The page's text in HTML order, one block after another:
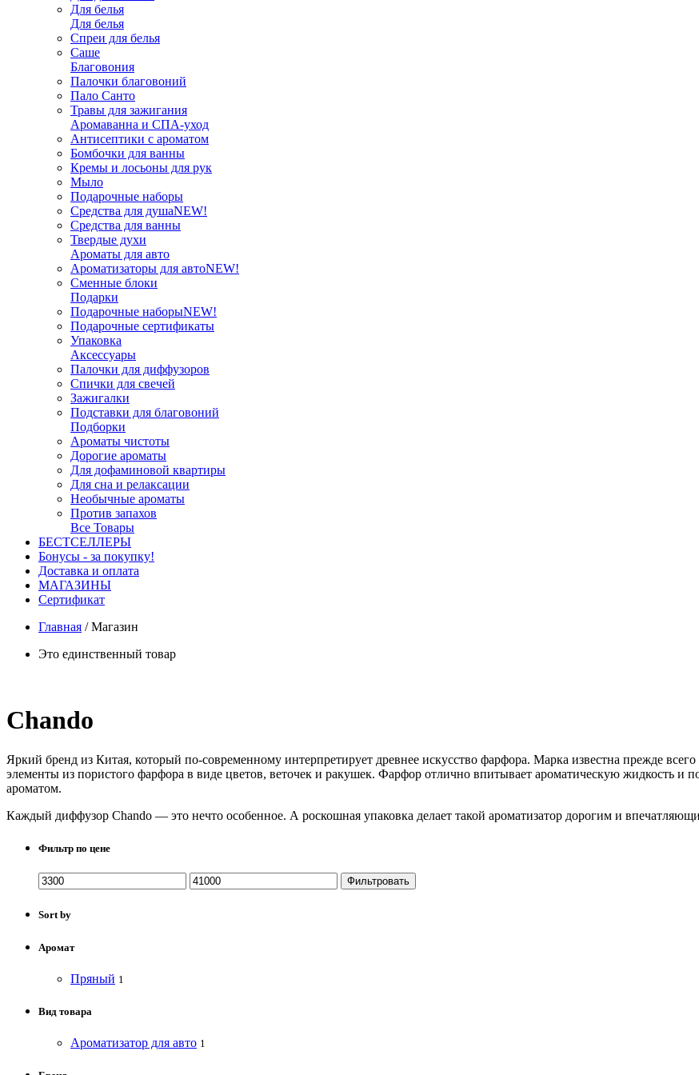
Для белья
Для белья
Спреи для белья
Саше
Благовония
Палочки благовоний
Пало Санто
Травы для зажигания
Аромаванна и СПА-уход
Антисептики с ароматом
Бомбочки для ванны
Кремы и лосьоны для рук
Мыло
Подарочные наборы
Средства для душаNEW!
Средства для ванны
Твердые духи
Ароматы для авто
Ароматизаторы для автоNEW!
Сменные блоки
Подарки
Подарочные наборыNEW!
Подарочные сертификаты
Упаковка
Аксессуары
Палочки для диффузоров
Спички для свечей
Зажигалки
Подставки для благовоний
Подборки
Ароматы чистоты
Дорогие ароматы
Для дофаминовой квартиры
Для сна и релаксации
Необычные ароматы
Против запахов
Все Товары
БЕСТСЕЛЛЕРЫ
Бонусы - за покупку!
Доставка и оплата
МАГАЗИНЫ
Cертификат
Главная /Магазин
Это единственный товар
Chando
Яркий бренд из Китая, который по-современному интерпретирует древнее искусство фарфора. Марка известна прежде
элементы из пористого фарфора в виде цветов, веточек и ракушек. Фарфор отлично впитывает ароматическую жидкость и
ароматом.
Каждый диффузор Chando — это нечто особенное. А роскошная упаковка делает такой ароматизатор дорогим и
Фильтр по цене
Фильтровать
Sort by
Аромат
Пряный 1
Вид товара
Ароматизатор для авто 1